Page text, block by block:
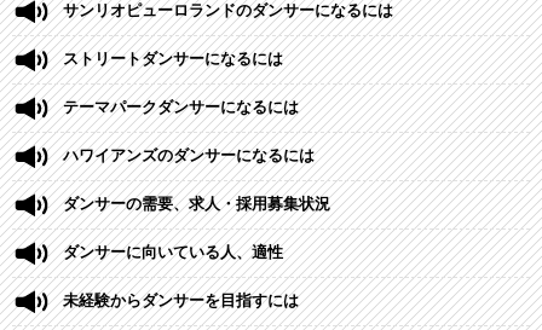
サンリオピューロランドのダンサーになるには
ストリートダンサーになるには
テーマパークダンサーになるには
ハワイアンズのダンサーになるには
ダンサーの需要、求人・採用募集状況
ダンサーに向いている人、適性
未経験からダンサーを目指すには